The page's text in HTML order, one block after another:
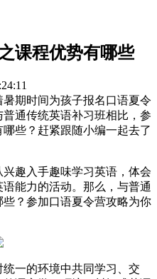
课程优势有哪些
期时间为孩子报名口语夏令
通传统英语补习班相比，参
些？赶紧跟随小编一起去了
趣入手趣味学习英语，体会
能力的活动。那么，与普通
些？参加口语夏令营攻略为你
一的环境中共同学习、交